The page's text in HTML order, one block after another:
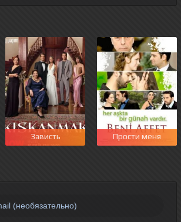
Зависть Прости меня